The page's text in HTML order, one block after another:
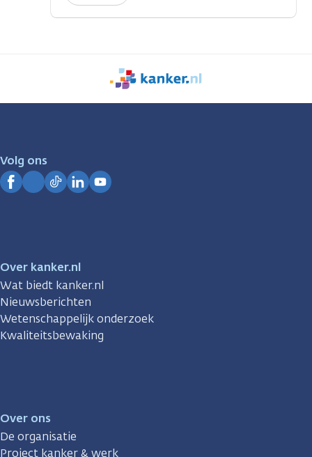
We
zijn
Volg ons
Over kanker.nl
Wat biedt kanker.nl
Nieuwsberichten
Wetenschappelijk onderzoek
Kwaliteitsbewaking
Over ons
De organisatie
Project kanker & werk